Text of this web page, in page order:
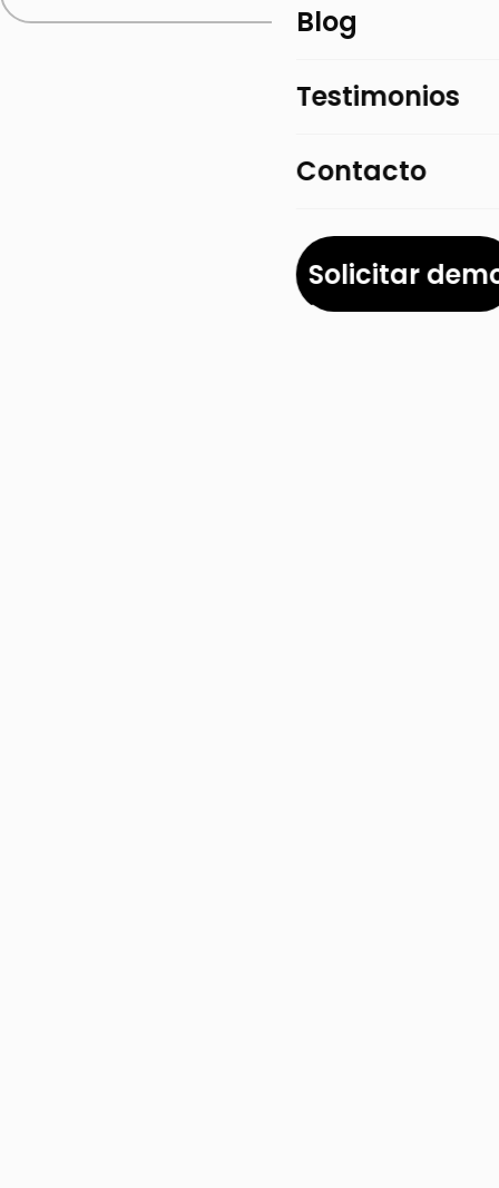
Blog
Testimonios
Contacto
Solicitar